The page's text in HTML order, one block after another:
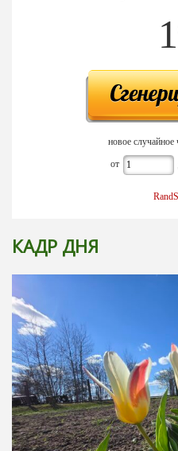
новое случайное
от
КАДР ДНЯ